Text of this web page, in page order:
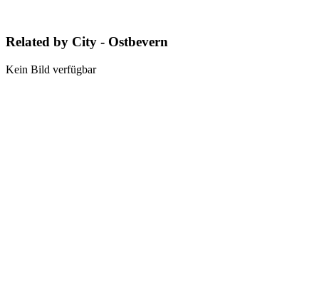
Related by City - Ostbevern
Kein Bild verfügbar